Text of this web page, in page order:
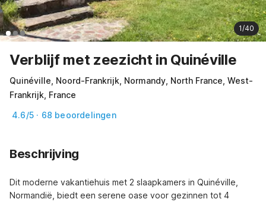
1/40
Verblijf met zeezicht in Quinéville
Quinéville, Noord-Frankrijk, Normandy, North France, West-
Frankrijk, France
4.6/5 · 68 beoordelingen
Beschrijving
Dit moderne vakantiehuis met 2 slaapkamers in Quinéville,
Normandië, biedt een serene oase voor gezinnen tot 4